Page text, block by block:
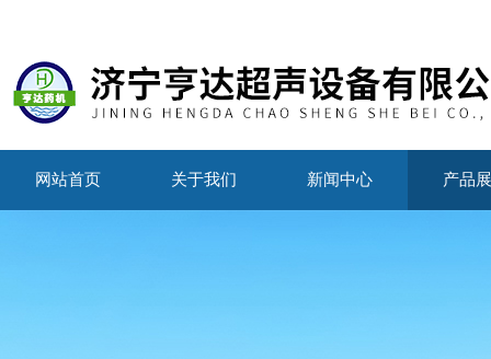
网站首页 关于我们 新闻中心 产品